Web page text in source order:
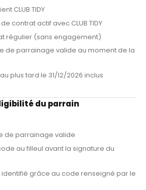
CLUB TIDY
contrat actif avec CLUB TIDY
régulier (sans engagement)
de parrainage valide au moment de la
plus tard le 31/12/2026 inclus
du parrain
de parrainage valide
au filleul avant la signature du
grâce au code renseigné par le